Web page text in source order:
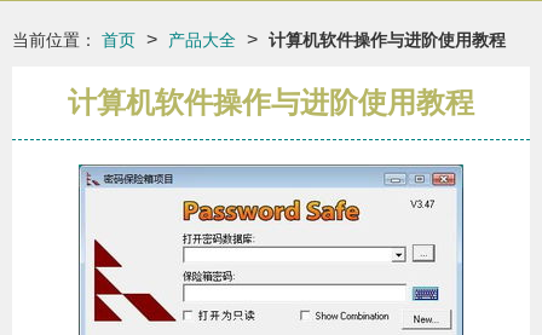
当前位置： 首页 > 产品大全 > 计算机软件操作与进阶使用教程
计算机软件操作与进阶使用教程